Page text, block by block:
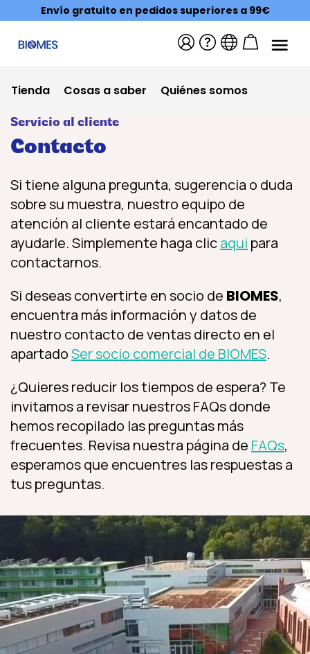
Envío gratuito en pedidos superiores a 99€
Tienda Cosas a saber Quiénes somos
Servicio al cliente
Contacto
Si tiene alguna pregunta, sugerencia o duda
sobre su muestra, nuestro equipo de
atención al cliente estará encantado de
ayudarle. Simplemente haga clicaqui para
contactarnos.
Si deseas convertirte en socio de BIOMES,
encuentra más información y datos de
nuestro contacto de ventas directo en el
apartadoSer socio comercial de BIOMES.
¿Quieres reducir los tiempos de espera? Te
invitamos a revisar nuestros FAQs donde
hemos recopilado las preguntas más
frecuentes. Revisa nuestra página de FAQs,
esperamos que encuentres las respuestas a
tus preguntas.